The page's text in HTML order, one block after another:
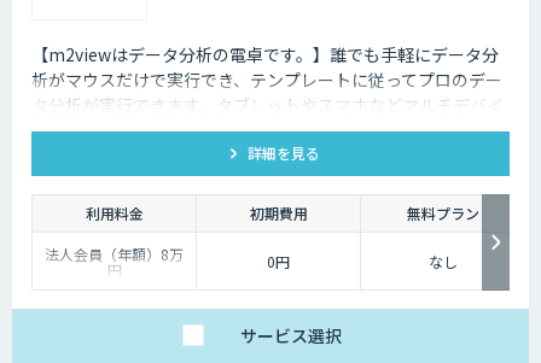
【m2viewはデータ分析の電卓です。】誰でも手軽にデータ分
析がマウスだけで実行でき、テンプレートに従ってプロのデー
タ分析が実行できます。タブレットやスマホなどマルチデバイ
ス対応で、ブラウザから利用できます。現状分析や需要予測な
ど高度なデータ分析があなたの社内で実現できます。
詳細を見る
利用料金 初期費用
無料プラン
法人会員（年額）8万
円 0円 なし
サービス選択